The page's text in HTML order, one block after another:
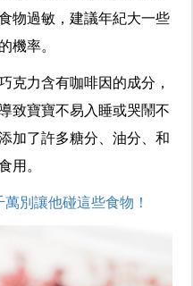
物過敏，建議年紀大一些
機率。
克力含有咖啡因的成分，
致寶寶不易入睡或哭鬧不
加了許多糖分、油分、和
用。
別讓他碰這些食物！